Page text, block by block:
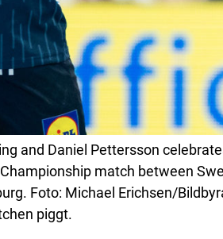
and Daniel Pettersson
match between
Foto: Michael Erichsen/
piggt.